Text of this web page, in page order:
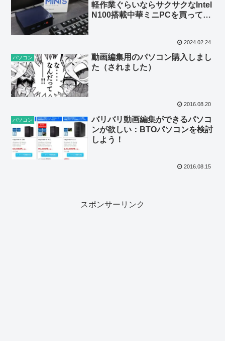
軽作業ぐらいならサクサクなIntel
N100搭載中華ミニPCを買ってみ
2024.02.24
パソコン
動画編集用のパソコン購入しまし
た（されました）
2016.08.20
パソコン
バリバリ動画編集ができるパソコ
ンが欲しい：BTOパソコンを検討
しよう！
2016.08.15
スポンサーリンク